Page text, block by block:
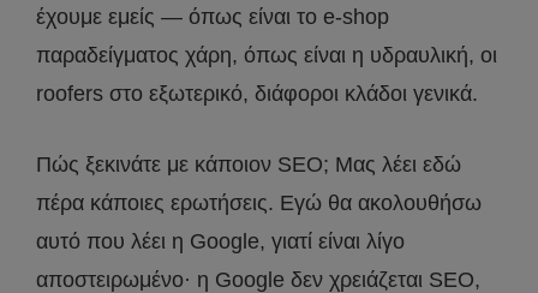
έχουμε εμείς — όπως είναι το e-shop
παραδείγματος χάρη, όπως είναι η υδραυλική, οι
roofers στο εξωτερικό, διάφοροι κλάδοι γενικά.
Πώς ξεκινάτε με κάποιον SEO; Μας λέει εδώ
πέρα κάποιες ερωτήσεις. Εγώ θα ακολουθήσω
αυτό που λέει η Google, γιατί είναι λίγο
αποστειρωμένο· η Google δεν χρειάζεται SEO,